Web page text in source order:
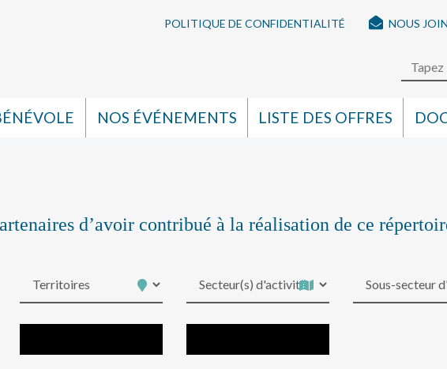
POLITIQUE DE CONFIDENTIALITÉ NOUS
NOS ÉVÉNEMENTS LISTE DES OFFRES
d’avoir contribué à la réalisation de ce